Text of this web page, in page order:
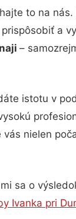
to na
a
–
istotu v
nielen
sa o
Ivanka pri